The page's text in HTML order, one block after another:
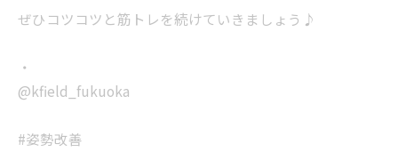
ぜひコツコツと筋トレを続けていきましょう♪
・
@kfield_fukuoka
#姿勢改善